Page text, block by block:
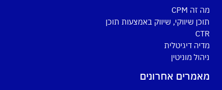
מה זה CPM
תוכן שיווקי, שיווק באמצעות תוכן
CTR
מדיה דיגיטלית
ניהול מוניטין
מאמרים אחרונים